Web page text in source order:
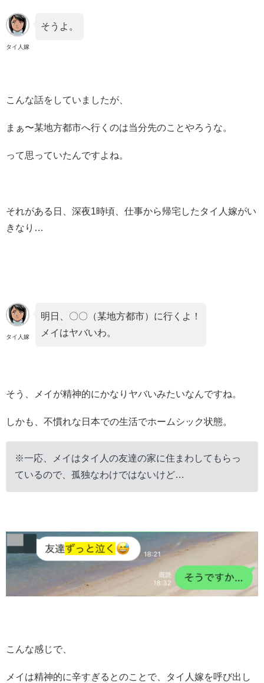
タイ人嫁
そうよ。
こんな話をしていましたが、
まぁ〜某地方都市へ行くのは当分先のことやろうな。
って思っていたんですよね。
それがある日、深夜1時頃、仕事から帰宅したタイ人嫁がい
きなり…
タイ人嫁
明日、〇〇（某地方都市）に行くよ！
メイはヤバいわ。
そう、メイが精神的にかなりヤバいみたいなんですね。
しかも、不慣れな日本での生活でホームシック状態。
※一応、メイはタイ人の友達の家に住まわしてもらっ
ているので、孤独なわけではないけど…
こんな感じで、
メイは精神的に辛すぎるとのことで、タイ人嫁を呼び出し